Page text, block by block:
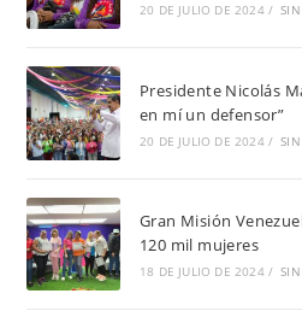
20 DE JULIO DE 2024 /
Presidente Nicolás
en mí un defensor”
20 DE JULIO DE 2024 /
Gran Misión
120 mil mujeres
18 DE JULIO DE 2024 /